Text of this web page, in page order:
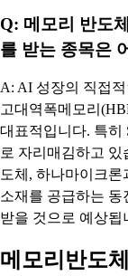
Q: 메모리 반도
를 받는 종목은
A: AI 성장의 직접
고대역폭메모리
대표적입니다. 특히
로 자리매김하고
도체, 하나마이크
소재를 공급하는 동
받을 것으로 예상됩
메모리반도